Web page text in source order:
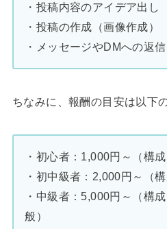
・投稿内容のアイデア出し
・投稿の作成（画像作成）
・メッセージやDMへの返信
ちなみに、報酬の目安は以下
・初心者：1,000円～（構成
・初中級者：2,000円～（
・中級者：5,000円～（構
般）